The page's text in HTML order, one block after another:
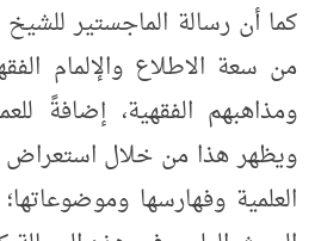
كما أن رسالة الماجستير
من سعة الاطلاع والإلمام
ومذاهبهم الفقهية، إضافةً
ويظهر هذا من خلال
العلمية وفهارسها